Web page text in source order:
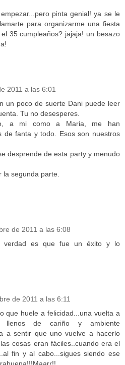
pinta genial! ya se le
para organizarme una fiesta
35 cumpleaños? jajaja! un besazo
2011 a las 6:01
un poco de suerte Dani puede leer
Tu no desesperes.
a mi como a Maria, me han
de fanta y todo. Esos son nuestros
desprende de esta party y menudo
la segunda parte.
de 2011 a las 6:08
verdad es que fue un éxito y lo
de 2011 a las 6:11
que huele a felicidad...una vuelta a
llenos de cariño y ambiente
a sentir que uno vuelve a hacerlo
cosas eran fáciles..cuando era el
fin y al cabo...sigues siendo ese